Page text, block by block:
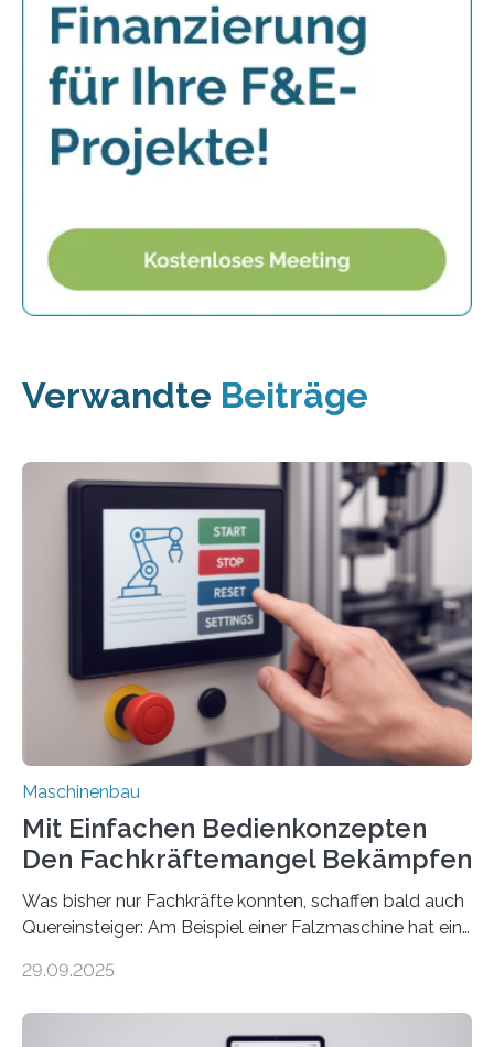
Verwandte Beiträge
Maschinenbau
Mit Einfachen Bedienkonzepten
Den Fachkräftemangel Bekämpfen
Was bisher nur Fachkräfte konnten, schaffen bald auch
Quereinsteiger: Am Beispiel einer Falzmaschine hat ein
Mensch-Maschine-Schnittstelle so sehr vereinfacht,
Die zugrunde liegende Methodik lässt sich auf alle
29.09.2025